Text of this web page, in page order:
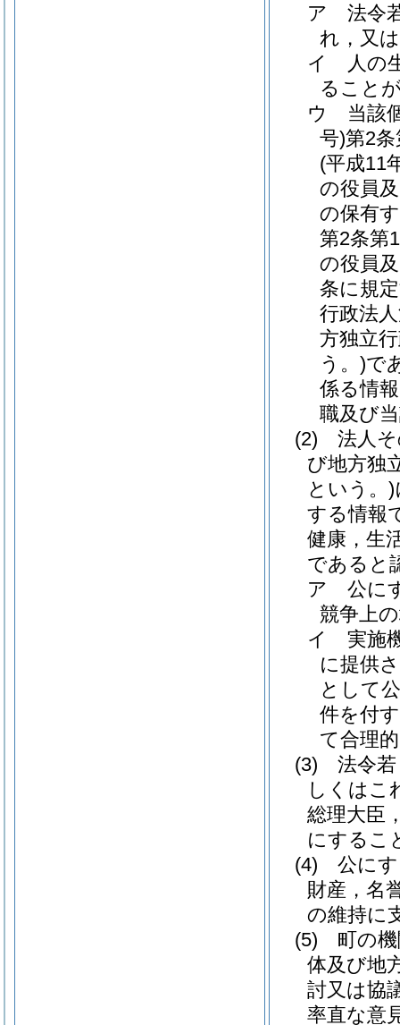
ア
法令
れ，又
イ
人の
ること
ウ
当該
号)第2
(平成11
の役員
の保有
第2条第
の役員
条に規
行政法
方独立
う。)で
係る情
職及び
(2)
法人
び地方独
という。)
する情報
健康，生
であると
ア
公に
競争上
イ
実施
に提供
として
件を付
て合理
(3)
法令
しくはこ
総理大臣
にするこ
(4)
公に
財産，名
の維持に
(5)
町の
体及び地
討又は協
率直な意